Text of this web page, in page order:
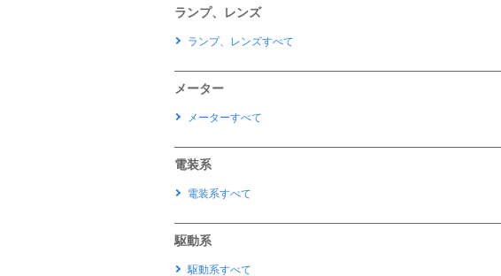
ランプ、レンズ
ランプ、レンズすべて
メーター
メーターすべて
電装系
電装系すべて
駆動系
駆動系すべて